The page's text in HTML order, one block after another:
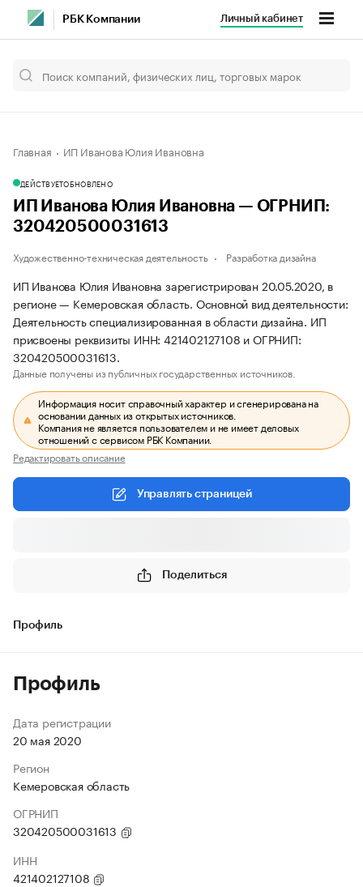
РБК Компании Личный кабинет
Главная ИП Иванова Юлия Ивановна
ДЕЙСТВУЕТОБНОВЛЕНО
ИП Иванова Юлия Ивановна — ОГРНИП:
320420500031613
Художественно-техническая деятельность Разработка дизайна
ИП Иванова Юлия Ивановна зарегистрирован 20.05.2020, в
регионе — Кемеровская область. Основной вид деятельности:
Деятельность специализированная в области дизайна. ИП
присвоены реквизиты ИНН: 421402127108 и ОГРНИП:
320420500031613.
Данные получены из публичных государственных источников.
Информация носит справочный характер и сгенерирована на
основании данных из открытых источников.
Компания не является пользователем и не имеет деловых
отношений с сервисом РБК Компании.
Редактировать описание
Управлять страницей
Поделиться
Профиль
Профиль
Дата регистрации
20 мая 2020
Регион
Кемеровская область
ОГРНИП
320420500031613
ИНН
421402127108